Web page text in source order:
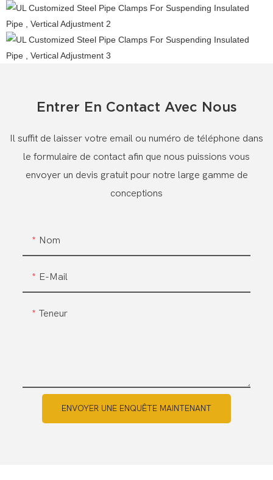
Entrer En Contact Avec Nous
Il suffit de laisser votre email ou numéro de téléphone dans
le formulaire de contact afin que nous puissions vous
envoyer un devis gratuit pour notre large gamme de
conceptions
Nom
E-Mail
Teneur
ENVOYER UNE ENQUÊTE MAINTENANT